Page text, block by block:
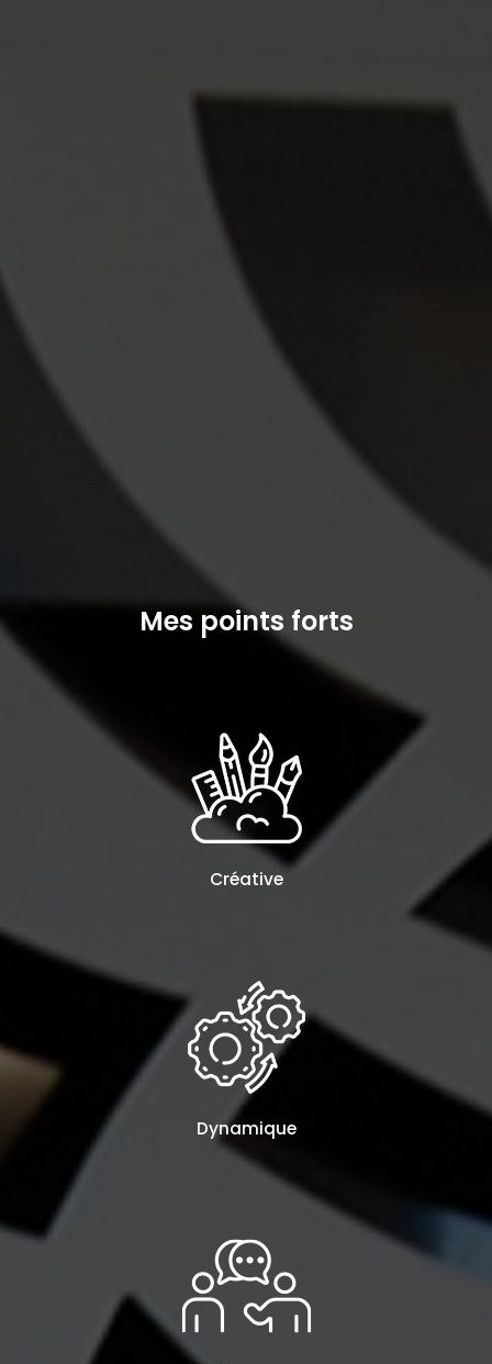
Mes points forts
Créative
Dynamique